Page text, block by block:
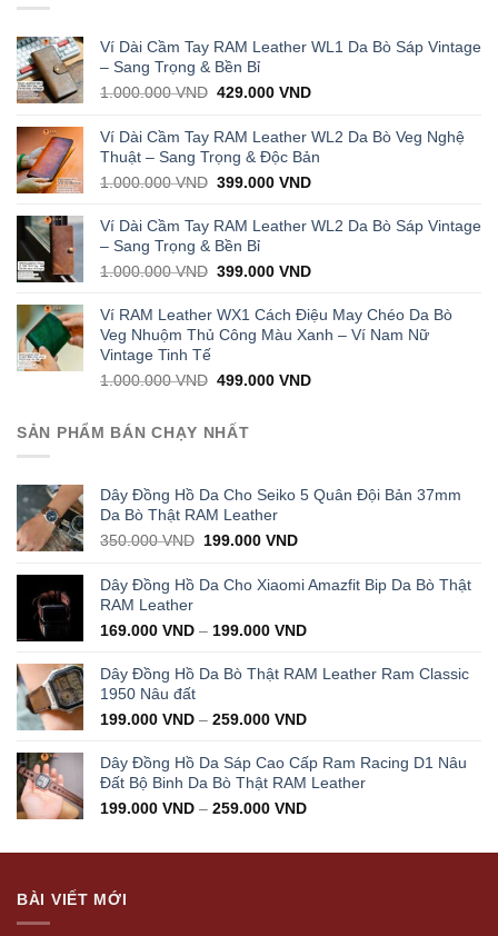
Ví Dài Cầm Tay RAM Leather WL1 Da Bò Sáp Vintage
– Sang Trọng & Bền Bỉ
1.000.000VND Original
was:
1.000.000 VND.
429.000VNDCurrent
is:
429.000 VND.
Ví Dài Cầm Tay RAM Leather WL2 Da Bò Veg Nghệ
Thuật – Sang Trọng & Độc Bản
1.000.000VND Original
was:
1.000.000 VND.
399.000VNDCurrent
is:
Ví Dài Cầm Tay RAM Leather WL2 Da Bò Sáp Vintage
– Sang Trọng & Bền Bỉ
1.000.000VND Original
was:
1.000.000 VND.
399.000VNDCurrent
is:
399.000 VND.
Ví RAM Leather WX1 Cách Điệu May Chéo Da Bò
Veg Nhuộm Thủ Công Màu Xanh – Ví Nam Nữ
Vintage Tinh Tế
1.000.000VND Original
was:
1.000.000 VND.
499.000VNDCurrent
SẢN PHẨM BÁN CHẠY NHẤT
Dây Đồng Hồ Da Cho Seiko 5 Quân Đội Bản 37mm
Da Bò Thật RAM Leather
350.000VND Original
was:
199.000VNDCurrent
is:
199.000 VND.
Dây Đồng Hồ Da Cho Xiaomi Amazfit Bip Da Bò Thật
RAM Leather
169.000 VND – 199.000 VND
Dây Đồng Hồ Da Bò Thật RAM Leather Ram Classic
1950 Nâu đất
199.000 VND – 259.000 VND
Dây Đồng Hồ Da Sáp Cao Cấp Ram Racing D1 Nâu
Đất Bộ Binh Da Bò Thật RAM Leather
199.000 VND – 259.000 VND
BÀI VIẾT MỚI